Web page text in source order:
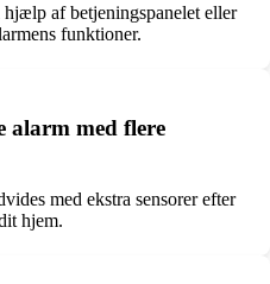
af betjeningspanelet eller
funktioner.
alarm med flere
med ekstra sensorer efter
hjem.